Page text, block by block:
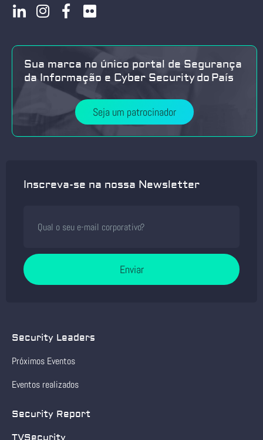
Sua marca no único portal de Segurança
da Informação e Cyber Security do País
Seja um patrocinador
Inscreva-se na nossa Newsletter
Enviar
Security Leaders
Próximos Eventos
Eventos realizados
Security Report